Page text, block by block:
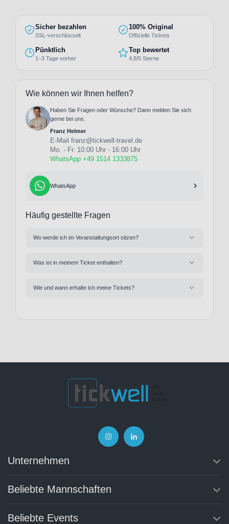
Sicher bezahlen
SSL-verschlüsselt
100% Original
Offizielle Tickets
Pünktlich
1–3 Tage vorher
Top bewertet
4,8/5 Sterne
Wie können wir Ihnen helfen?
Haben Sie Fragen oder Wünsche? Dann melden Sie sich
gerne bei uns.
Franz Helmer
E-Mail franz@tickwell-travel.de
Mo. - Fr. 10:00 Uhr - 16:00 Uhr
WhatsApp +49 1514 1333875
WhatsApp
Häufig gestellte Fragen
Wo werde ich im Veranstaltungsort sitzen?
Was ist in meinem Ticket enthalten?
Wie und wann erhalte ich meine Tickets?
Unternehmen
Beliebte Mannschaften
Beliebte Events